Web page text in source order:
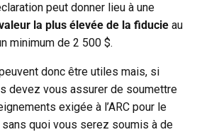
peut donner lieu à une
la plus élevée de la fiducie au
minimum de 2 500 $.
donc être utiles mais, si
devez vous assurer de soumettre
exigée à l’ARC pour le
quoi vous serez soumis à de